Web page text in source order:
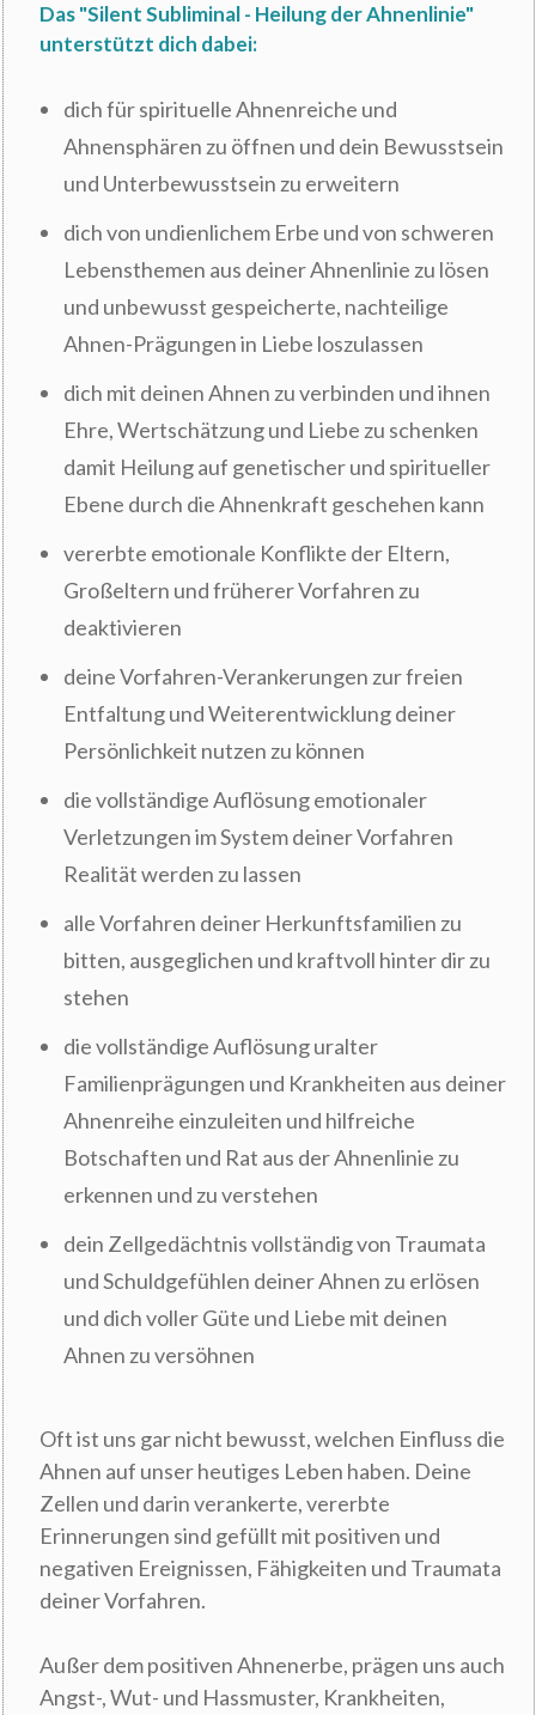
Das "Silent Subliminal - Heilung der Ahnenlinie"
unterstützt dich dabei:
dich für spirituelle Ahnenreiche und
Ahnensphären zu öffnen und dein Bewusstsein
und Unterbewusstsein zu erweitern
dich von undienlichem Erbe und von schweren
Lebensthemen aus deiner Ahnenlinie zu lösen
und unbewusst gespeicherte, nachteilige
Ahnen-Prägungen in Liebe loszulassen
dich mit deinen Ahnen zu verbinden und ihnen
Ehre, Wertschätzung und Liebe zu schenken
damit Heilung auf genetischer und spiritueller
Ebene durch die Ahnenkraft geschehen kann
vererbte emotionale Konflikte der Eltern,
Großeltern und früherer Vorfahren zu
deaktivieren
deine Vorfahren-Verankerungen zur freien
Entfaltung und Weiterentwicklung deiner
Persönlichkeit nutzen zu können
die vollständige Auflösung emotionaler
Verletzungen im System deiner Vorfahren
Realität werden zu lassen
alle Vorfahren deiner Herkunftsfamilien zu
bitten, ausgeglichen und kraftvoll hinter dir zu
stehen
die vollständige Auflösung uralter
Familienprägungen und Krankheiten aus deiner
Ahnenreihe einzuleiten und hilfreiche
Botschaften und Rat aus der Ahnenlinie zu
erkennen und zu verstehen
dein Zellgedächtnis vollständig von Traumata
und Schuldgefühlen deiner Ahnen zu erlösen
und dich voller Güte und Liebe mit deinen
Ahnen zu versöhnen
Oft ist uns gar nicht bewusst, welchen Einfluss die
Ahnen auf unser heutiges Leben haben. Deine
Zellen und darin verankerte, vererbte
Erinnerungen sind gefüllt mit positiven und
negativen Ereignissen, Fähigkeiten und Traumata
deiner Vorfahren.
Außer dem positiven Ahnenerbe, prägen uns auch
Angst-, Wut- und Hassmuster, Krankheiten,